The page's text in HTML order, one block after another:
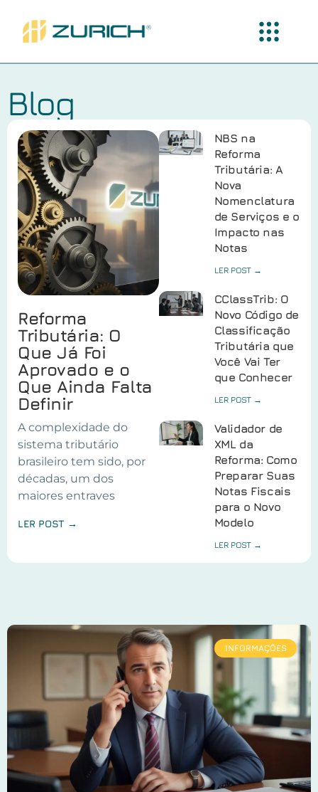
Blog
Reforma
Tributária: O
Que Já Foi
Aprovado e o
Que Ainda Falta
Definir
A complexidade do
sistema tributário
brasileiro tem sido, por
décadas, um dos
maiores entraves
LER POST →
NBS na
Reforma
Tributária: A
Nova
Nomenclatura
de Serviços e o
Impacto nas
Notas
LER POST →
CClassTrib: O
Novo Código de
Classificação
Tributária que
Você Vai Ter
que Conhecer
LER POST →
Validador de
XML da
Reforma: Como
Preparar Suas
Notas Fiscais
para o Novo
Modelo
LER POST →
INFORMAÇÕES